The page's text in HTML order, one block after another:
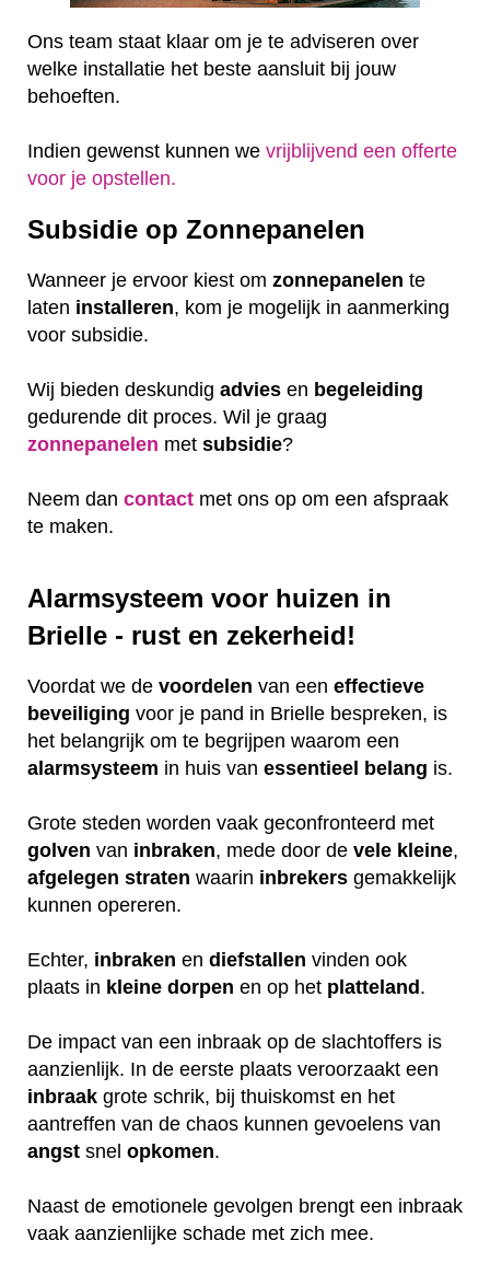
Ons team staat klaar om je te adviseren over
welke installatie het beste aansluit bij jouw
behoeften.
Indien gewenst kunnen we vrijblijvend een offerte
voor je opstellen.
Subsidie op Zonnepanelen
Wanneer je ervoor kiest om zonnepanelen te
laten installeren, kom je mogelijk in aanmerking
voor subsidie.
Wij bieden deskundig advies en begeleiding
gedurende dit proces. Wil je graag
zonnepanelen met subsidie?
Neem dan contact met ons op om een afspraak
te maken.
Alarmsysteem voor huizen in
Brielle - rust en zekerheid!
Voordat we de voordelen van een effectieve
beveiliging voor je pand in Brielle bespreken, is
het belangrijk om te begrijpen waarom een
alarmsysteem in huis van essentieel belang is.
Grote steden worden vaak geconfronteerd met
golven van inbraken, mede door de vele kleine,
afgelegen straten waarin inbrekers gemakkelijk
kunnen opereren.
Echter, inbraken en diefstallen vinden ook
plaats in kleine dorpen en op het platteland.
De impact van een inbraak op de slachtoffers is
aanzienlijk. In de eerste plaats veroorzaakt een
inbraak grote schrik, bij thuiskomst en het
aantreffen van de chaos kunnen gevoelens van
angst snel opkomen.
Naast de emotionele gevolgen brengt een inbraak
vaak aanzienlijke schade met zich mee.